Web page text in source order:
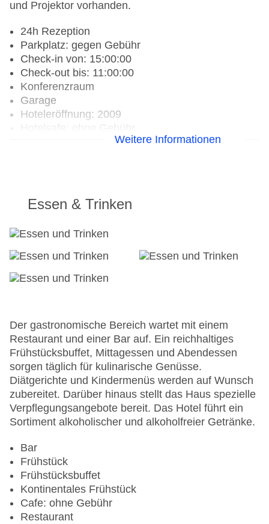
und Projektor vorhanden.
24h Rezeption
Parkplatz: gegen Gebühr
Check-in von: 15:00:00
Check-out bis: 11:00:00
Konferenzraum
Garage
Hoteleröffnung: 2009
Hotelsafe: ohne Gebühr
WLAN/WiFi im Hotel: ohne Gebühr
Anzahl der Konferenzräume: 1
Haustiere auf Anfrage: ohne Gebühr
Gesamtanzahl der Zimmer: 170
Zahlungsarten: American Express, Diners Club,
Landeskategorie: 3 Sterne
Weitere Informationen
Essen & Trinken
Der gastronomische Bereich wartet mit einem
Restaurant und einer Bar auf. Ein reichhaltiges
Frühstücksbuffet, Mittagessen und Abendessen
sorgen täglich für kulinarische Genüsse.
Diätgerichte und Kindermenüs werden auf Wunsch
zubereitet. Darüber hinaus stellt das Haus spezielle
Verpflegungsangebote bereit. Das Hotel führt ein
Sortiment alkoholischer und alkoholfreier Getränke.
Bar
Frühstück
Frühstücksbuffet
Kontinentales Frühstück
Cafe: ohne Gebühr
Restaurant